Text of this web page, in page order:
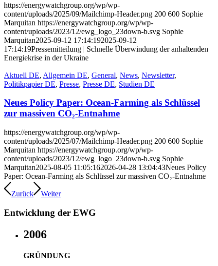
https://energywatchgroup.org/wp/wp-
content/uploads/2025/09/Mailchimp-Header.png 200 600 Sophie
Marquitan https://energywatchgroup.org/wp/wp-
content/uploads/2023/12/ewg_logo_23down-b.svg Sophie
Marquitan2025-09-12 17:14:192025-09-12
17:14:19Pressemitteilung | Schnelle Überwindung der anhaltenden
Energiekrise in der Ukraine
Aktuell DE, Allgemein DE, General, News, Newsletter,
Politikpapier DE, Presse, Presse DE, Studien DE
Neues Policy Paper: Ocean-Farming als Schlüssel
zur massiven CO₂-Entnahme
https://energywatchgroup.org/wp/wp-
content/uploads/2025/07/Mailchimp-Header.png 200 600 Sophie
Marquitan https://energywatchgroup.org/wp/wp-
content/uploads/2023/12/ewg_logo_23down-b.svg Sophie
Marquitan2025-08-05 11:05:162026-04-28 13:04:43Neues Policy
Paper: Ocean-Farming als Schlüssel zur massiven CO₂-Entnahme
Zurück Weiter
Entwicklung der EWG
2006
GRÜNDUNG